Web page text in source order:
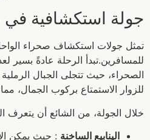
جولة استكشافية
تمثل جولات استكشاف صحراء
للمسافرين.تبدأ الرحلة عادةً
الصحراء، حيث تتجلى الجبال
للزوار الاستمتاع بركوب الجمال،
خلال الجولة، من الشائع أن يتعرف
الينابيع الساخنة : حيث يمكن